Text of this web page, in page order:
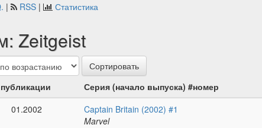
| RSS | Статистика
Zeitgeist
Серия (начало выпуска) #номер
01.2002
Captain Britain (2002) #1
Marvel